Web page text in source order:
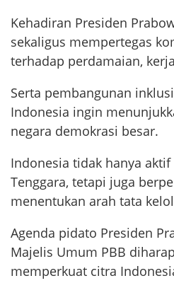
Kehadiran Presiden
sekaligus mempertegas
terhadap perdamaian,
Serta pembangunan
Indonesia ingin
negara demokrasi besar.
Indonesia tidak hanya aktif
Tenggara, tetapi juga
menentukan arah tata
Agenda pidato Presiden
Majelis Umum PBB
memperkuat citra